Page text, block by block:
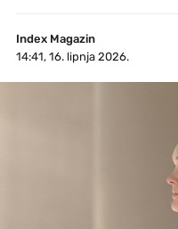
Index Magazin
14:41, 16. lipnja 2026.